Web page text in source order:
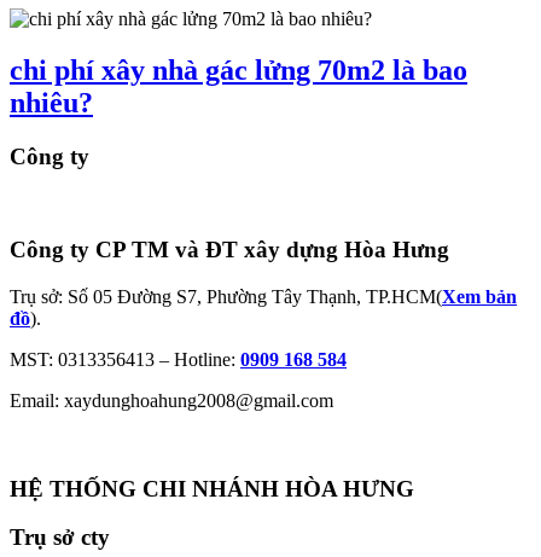
chi phí xây nhà gác lửng 70m2 là bao
nhiêu?
Công ty
Công ty CP TM và ĐT xây dựng Hòa Hưng
Trụ sở: Số 05 Đường S7, Phường Tây Thạnh, TP.HCM(Xem bản
đồ).
MST: 0313356413 – Hotline: 0909 168 584
Email: xaydunghoahung2008@gmail.com
HỆ THỐNG CHI NHÁNH HÒA HƯNG
Trụ sở cty